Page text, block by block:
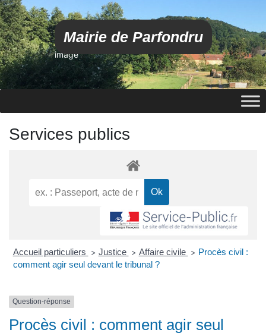
Mairie de Parfondru
image
Services publics
Accueil particuliers > Justice > Affaire civile > Procès civil :
comment agir seul devant le tribunal ?
Question-réponse
Procès civil : comment agir seul